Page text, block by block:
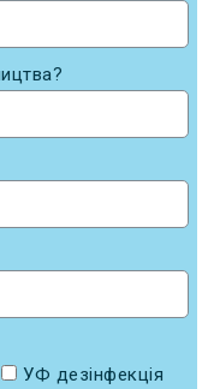
УФ дезінфекція